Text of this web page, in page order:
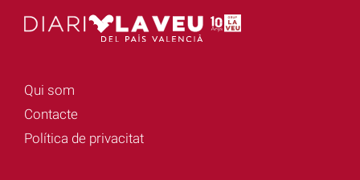
Qui som
Contacte
Política de privacitat